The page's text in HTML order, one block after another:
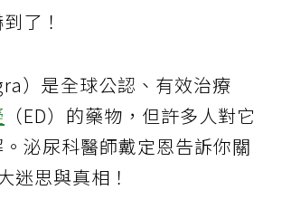
了！
）是全球公認、有效治療
（ED）的藥物，但許多人對它
泌尿科醫師戴定恩告訴你關
迷思與真相！